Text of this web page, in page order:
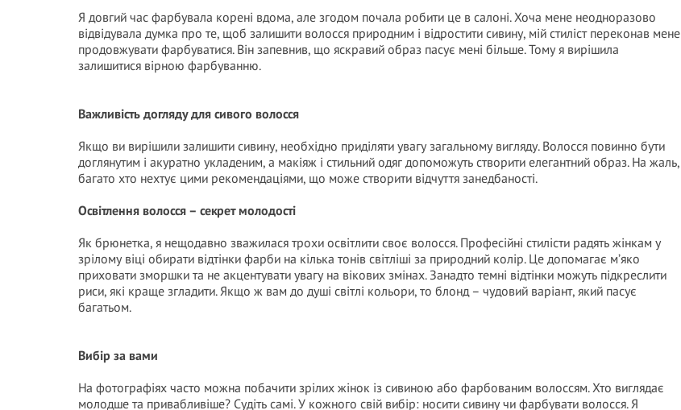
Я довгий час фарбувала корені вдома, але згодом почала робити це в салоні. Хоча мене неодноразово
відвідувала думка про те, щоб залишити волосся природним і відростити сивину, мій стиліст переконав мене
продовжувати фарбуватися. Він запевнив, що яскравий образ пасує мені більше. Тому я вирішила
залишитися вірною фарбуванню.
Важливість догляду для сивого волосся
Якщо ви вирішили залишити сивину, необхідно приділяти увагу загальному вигляду. Волосся повинно бути
доглянутим і акуратно укладеним, а макіяж і стильний одяг допоможуть створити елегантний образ. На жаль,
багато хто нехтує цими рекомендаціями, що може створити відчуття занедбаності.
Освітлення волосся – секрет молодості
Як брюнетка, я нещодавно зважилася трохи освітлити своє волосся. Професійні стилісти радять жінкам у
зрілому віці обирати відтінки фарби на кілька тонів світліші за природний колір. Це допомагає м’яко
приховати зморшки та не акцентувати увагу на вікових змінах. Занадто темні відтінки можуть підкреслити
риси, які краще згладити. Якщо ж вам до душі світлі кольори, то блонд – чудовий варіант, який пасує
багатьом.
Вибір за вами
На фотографіях часто можна побачити зрілих жінок із сивиною або фарбованим волоссям. Хто виглядає
молодше та привабливіше? Судіть самі. У кожного свій вибір: носити сивину чи фарбувати волосся. Я